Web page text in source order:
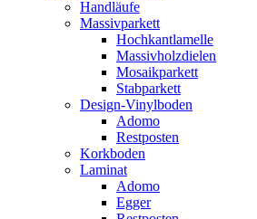
Handläufe
Massivparkett
Hochkantlamelle
Massivholzdielen
Mosaikparkett
Stabparkett
Design-Vinylboden
Adomo
Restposten
Korkboden
Laminat
Adomo
Egger